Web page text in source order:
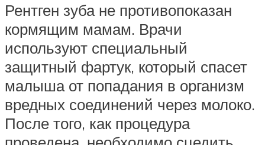
Рентген зуба не противопоказан
кормящим мамам. Врачи
используют специальный
защитный фартук, который спасет
малыша от попадания в организм
вредных соединений через молоко.
После того, как процедура